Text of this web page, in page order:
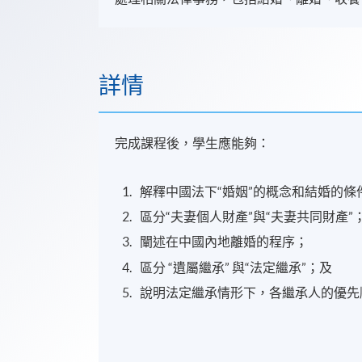
詳情
完成課程後，學生應能夠：
解釋中國法下“婚姻”的概念和結婚的條
區分“夫妻個人財產”與“夫妻共同財產”；
闡述在中國內地離婚的程序；
區分 “遺屬繼承” 與“法定繼承”；及
說明法定繼承情形下，各繼承人的優先